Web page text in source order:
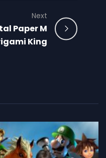
Next
Paper M
King